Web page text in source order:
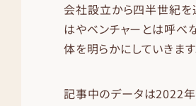
会社設立から四半世紀を
はやベンチャーとは呼べ
体を明らかにしていきます
記事中のデータは2022年